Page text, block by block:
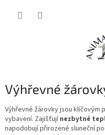
Výhřevné
Výhřevné žárovky jsou klíčovým
vybavení. Zajišťujínezbytné
napodobují přirozené sluneční